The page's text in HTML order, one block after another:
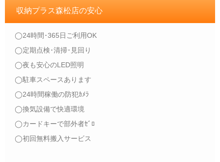
収納プラス森松店の安心
◯24時間･365日ご利用OK
◯定期点検･清掃･見回り
◯夜も安心のLED照明
◯駐車スペースあります
◯24時間稼働の防犯ｶﾒﾗ
◯換気設備で快適環境
◯カードキーで部外者ｾﾞﾛ
◯初回無料搬入サービス